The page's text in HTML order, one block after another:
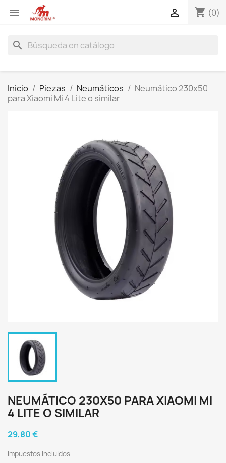
 shopping_cart (0)

search
Inicio Piezas Neumáticos
Neumático 230x50
para Xiaomi Mi 4 Lite o similar
NEUMÁTICO 230X50 PARA XIAOMI MI
4 LITE O SIMILAR
29,80 €
Impuestos incluidos